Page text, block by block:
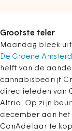
Grootste teler
Maandag bleek uit
De Groene
helft van de
cannabisbedrijf
directieleden van
Altria. Op zijn
december aan
CanAdelaar te